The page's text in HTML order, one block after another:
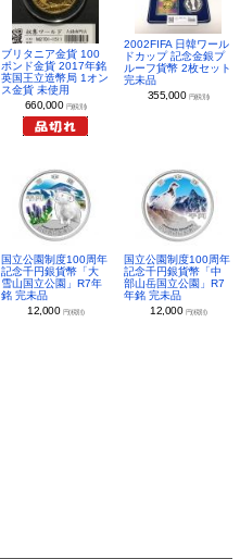
ブリタニア金貨 100
ポンド金貨 2017年銘
英国王立造幣局 1オン
ス金貨 未使用
660,000 円(税別)
2002FIFA 日韓ワール
ドカップ 記念金銀プ
ルーフ貨幣 2枚セット
完未品
355,000 円(税別)
国立公園制度100周年
記念千円銀貨幣「大
雪山国立公園」R7年
銘 完未品
12,000 円(税別)
国立公園制度100周年
記念千円銀貨幣「中
部山岳国立公園」R7
年銘 完未品
12,000 円(税別)